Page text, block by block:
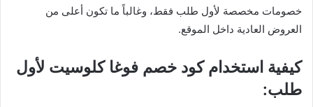
خصومات مخصصة لأول طلب فقط، وغالباً ما تكون أعلى من
العروض العادية داخل الموقع.
كيفية استخدام كود خصم فوغا كلوسيت لأول
طلب: